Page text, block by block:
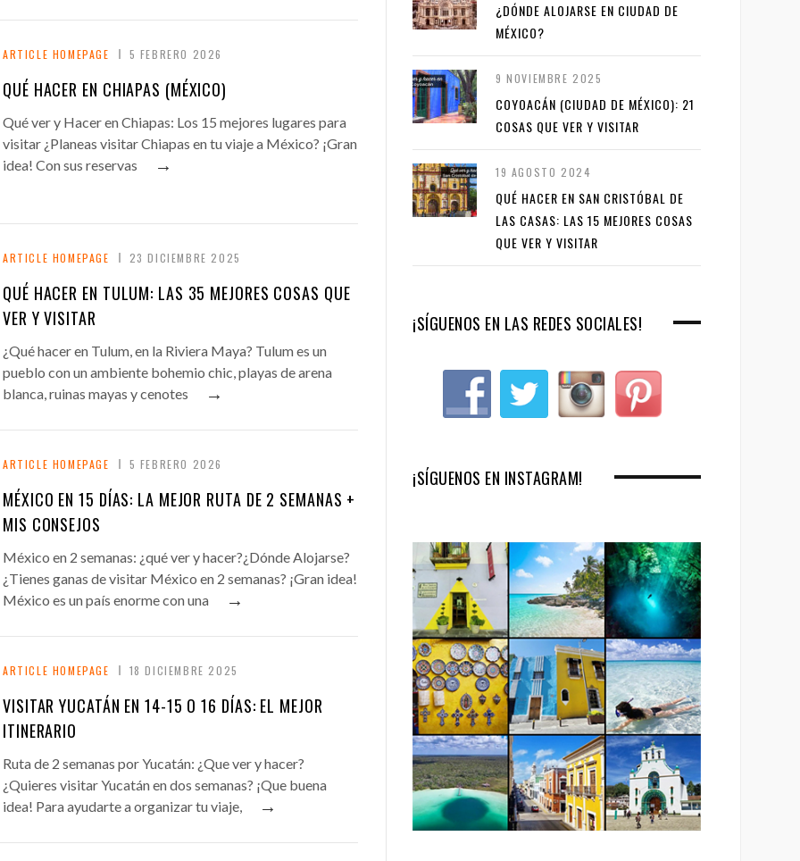
ARTICLE HOMEPAGE 5 FEBRERO 2026
QUÉ HACER EN CHIAPAS (MÉXICO)
Qué ver y Hacer en Chiapas: Los 15 mejores lugares para
visitar ¿Planeas visitar Chiapas en tu viaje a México? ¡Gran
idea! Con sus reservas
→
ARTICLE HOMEPAGE 23 DICIEMBRE 2025
QUÉ HACER EN TULUM: LAS 35 MEJORES COSAS QUE
VER Y VISITAR
¿Qué hacer en Tulum, en la Riviera Maya? Tulum es un
pueblo con un ambiente bohemio chic, playas de arena
blanca, ruinas mayas y cenotes
→
ARTICLE HOMEPAGE 5 FEBRERO 2026
MÉXICO EN 15 DÍAS: LA MEJOR RUTA DE 2 SEMANAS +
MIS CONSEJOS
México en 2 semanas: ¿qué ver y hacer?¿Dónde Alojarse?
¿Tienes ganas de visitar México en 2 semanas? ¡Gran idea!
México es un país enorme con una
→
ARTICLE HOMEPAGE 18 DICIEMBRE 2025
VISITAR YUCATÁN EN 14-15 O 16 DÍAS: EL MEJOR
ITINERARIO
Ruta de 2 semanas por Yucatán: ¿Que ver y hacer?
¿Quieres visitar Yucatán en dos semanas? ¡Que buena
idea! Para ayudarte a organizar tu viaje,
→
¿DÓNDE ALOJARSE EN CIUDAD DE
MÉXICO?
9 NOVIEMBRE 2025
COYOACÁN (CIUDAD DE MÉXICO): 21
COSAS QUE VER Y VISITAR
19 AGOSTO 2024
QUÉ HACER EN SAN CRISTÓBAL DE
LAS CASAS: LAS 15 MEJORES COSAS
QUE VER Y VISITAR
¡SÍGUENOS EN LAS REDES SOCIALES!
¡SÍGUENOS EN INSTAGRAM!